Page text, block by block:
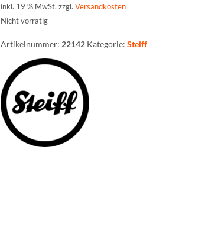
inkl. 19 % MwSt. zzgl. Versandkosten
Nicht vorrätig
Artikelnummer: 22142 Kategorie: Steiff